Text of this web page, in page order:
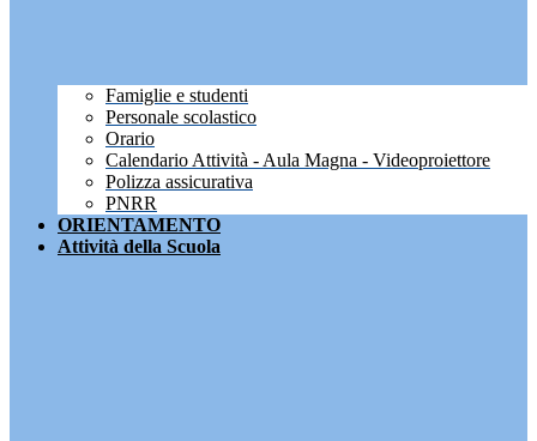
Famiglie e studenti
Personale scolastico
Orario
Calendario Attività - Aula Magna - Videoproiettore
Polizza assicurativa
PNRR
ORIENTAMENTO
Attività della Scuola